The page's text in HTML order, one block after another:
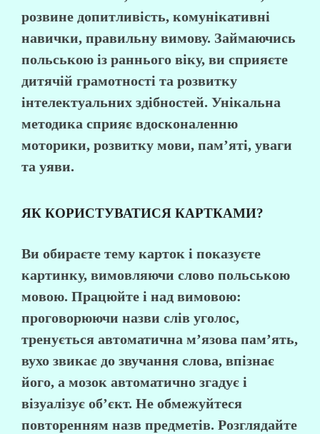
розвине допитливість, комунікативні
навички, правильну вимову. Займаючись
польською із раннього віку, ви сприяєте
дитячій грамотності та розвитку
інтелектуальних здібностей. Унікальна
методика сприяє вдосконаленню
моторики, розвитку мови, пам’яті, уваги
та уяви.
ЯК КОРИСТУВАТИСЯ КАРТКАМИ?
Ви обираєте тему карток і показуєте
картинку, вимовляючи слово польською
мовою. Працюйте і над вимовою:
проговорюючи назви слів уголос,
тренується автоматична м’язова пам’ять,
вухо звикає до звучання слова, впізнає
його, а мозок автоматично згадує і
візуалізує об’єкт. Не обмежуйтеся
повторенням назв предметів. Розглядайте